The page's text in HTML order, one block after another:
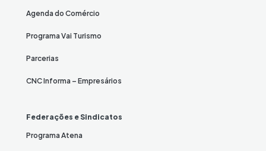
Agenda do Comércio
Programa Vai Turismo
Parcerias
CNC Informa – Empresários
Federações e Sindicatos
Programa Atena